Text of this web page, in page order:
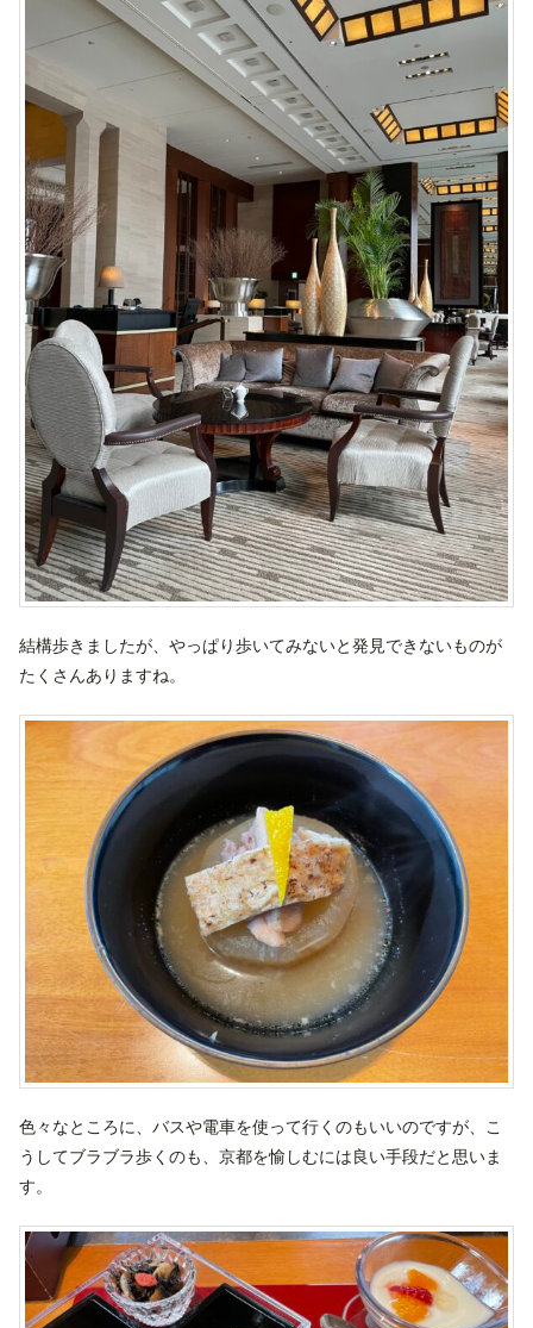
結構歩きましたが、やっぱり歩いてみないと発見できないものが
たくさんありますね。
色々なところに、バスや電車を使って行くのもいいのですが、こ
うしてブラブラ歩くのも、京都を愉しむには良い手段だと思いま
す。